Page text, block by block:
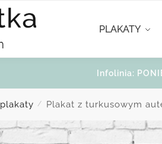
PLAKATY
Infolinia:
plakaty / Plakat z turkusowym